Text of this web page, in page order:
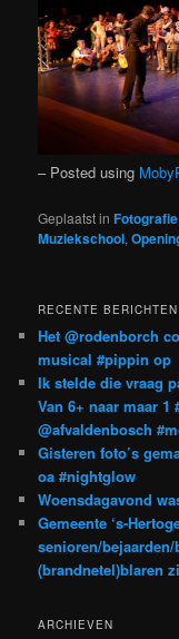
– Posted using
Geplaatst in Fotografie
Muziekschool,
RECENTE BERICHTEN
Het @rodenborch
musical #pippin op
Ik stelde die vraag
Van 6+ naar maar
@afvaldenbosch
Gisteren foto’s
oa #nightglow
Woensdagavond
Gemeente ‘s-
senioren/
(brandnetel)blaren
ARCHIEVEN